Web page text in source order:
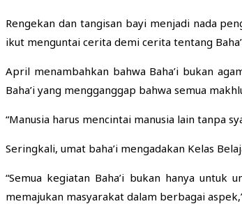
Rengekan dan tangisan bayi menjadi nada
ikut menguntai cerita demi cerita tentang
April menambahkan bahwa Baha’i bukan
Baha’i yang mengganggap bahwa semua
“Manusia harus mencintai manusia lain tanpa
Seringkali, umat baha’i mengadakan Kelas
“Semua kegiatan Baha’i bukan hanya
memajukan masyarakat dalam berbagai